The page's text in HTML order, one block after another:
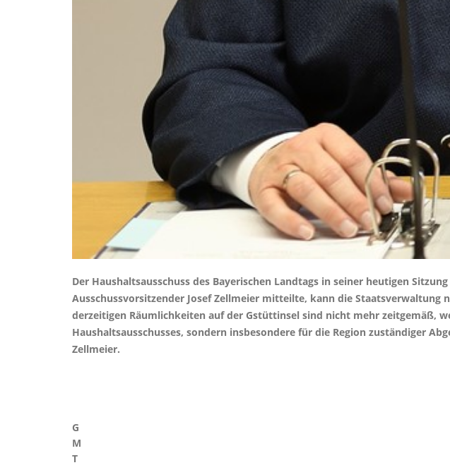
Der Haushaltsausschuss des Bayerischen Landtags in seiner heutigen
Ausschussvorsitzender Josef Zellmeier mitteilte, kann die
derzeitigen Räumlichkeiten auf der Gstüttinsel sind nicht mehr zeitgemäß,
Haushaltsausschusses, sondern insbesondere für die Region zuständiger
Zellmeier.
G
M
T